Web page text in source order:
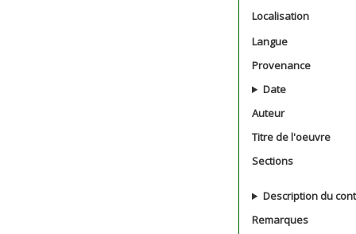
Localisation
Langue
Provenance
Date
Auteur
Titre de l'oeuvre
Sections
Description du
Remarques